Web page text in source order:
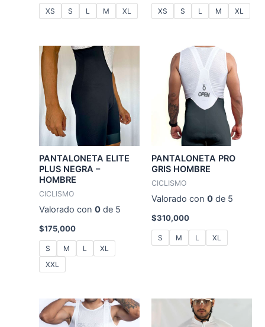
XS S L M XL XS S L M XL
PANTALONETA ELITE
PLUS NEGRA –
HOMBRE
CICLISMO
Valorado con0 de 5
$175,000
S M L
XL
XXL
PANTALONETA PRO
GRIS HOMBRE
CICLISMO
Valorado con 0de 5
$310,000
S M L XL